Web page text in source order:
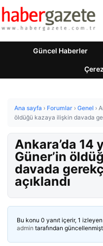
Güncel Haberler
Ana sayfa › Forumlar › Genel ›
öldüğü kazaya ilişkin davada
Ankara’da 14
Güner’in
davada
açıklandı
Bu konu 0 yanıt içerir, 1
admin tarafından